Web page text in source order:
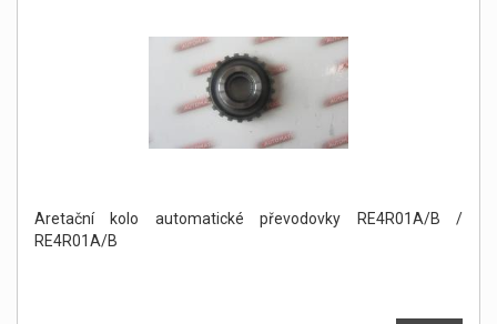
Aretační kolo automatické převodovky RE4R01A/B /
RE4R01A/B